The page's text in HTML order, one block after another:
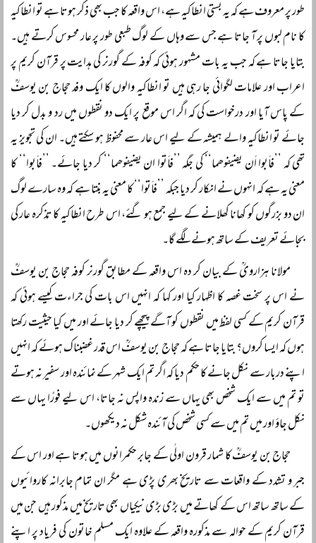
طور پر معروف ہے کہ یہ بستی انطاکیہ ہے، اس واقعہ کا جب بھی ذکر ہوتا ہے تو انطاکیہ
کا نام لبوں پر آ جاتا ہے جس سے وہاں کے لوگ طبعی طور پر عار محسوس کرتے ہیں۔
بتایا جاتا ہے کہ جب یہ بات مشہور ہوئی کہ کوفہ کے گورنر کی ہدایت پر قرآن کریم پر
اعراب اور علامات لگوائی جا رہی ہیں تو انطاکیہ والوں کا ایک وفد حجاج بن یوسفؒ
کے پاس آیا اور درخواست کی کہ اگر اس موقع پر ایک دو نقطوں میں رد و بدل کر دیا
جائے تو انطاکیہ والے ہمیشہ کے لیے اس عار سے محفوظ ہو سکتے ہیں۔ ان کی تجویز یہ
تھی کہ ’’فاَبوا اَن یضیفوھما‘‘ کی جگہ ’’فاَتوا ان یضیفوھما‘‘ کر دیا جائے۔ ’’فاَبوا‘‘ کا
معنی یہ ہے کہ انہوں نے انکار کر دیا جبکہ ’’فاَتوا‘‘ کا معنی یہ بنتا ہے کہ وہ سارے لوگ
ان دو بزرگوں کو کھانا کھلانے کے لیے جمع ہو گئے، اس طرح انطاکیہ کا تذکرہ عار کی
بجائے تعریف کے ساتھ ہونے لگے گا۔
مولانا ہزارویؒ کے بیان کر دہ اس واقعہ کے مطابق گورنر کوفہ حجاج بن یوسفؒ
نے اس پر سخت غصہ کا اظہار کیا اور کہا کہ انہیں اس بات کی جراءت کیسے ہوئی کہ
قرآن کریم کے کسی لفظ میں نقطوں کو آگے پیچھے کر دیا جائے اور میں کیا حیثیت رکھتا
ہوں کہ ایسا کروں؟ بتایا جاتا ہے کہ حجاج بن یوسفؒ اس قدر غضبناک ہوئے کہ انہیں
اپنے دربار سے نکل جانے کا حکم دیا کہ اگر تم ایک شہر کے نمائندہ اور سفیر نہ ہوتے
تو تم میں سے ایک شخص بھی یہاں سے زندہ واپس نہ جاتا، اس لیے فورًا یہاں سے
نکل جاؤ اور میں تم میں سے کسی شخص کی آئندہ شکل نہ دیکھوں۔
حجاج بن یوسفؒ کا شمار قرون اولٰی کے جابر حکمرانوں میں ہوتا ہے اور اس کے
جبر و تشدد کے واقعات سے تاریخ بھری پڑی ہے مگر ان تمام جابرانہ کاروائیوں
کے ساتھ ساتھ اس کے کھاتے میں بڑی بڑی نیکیاں بھی تاریخ میں مذکور ہیں جن میں
قرآن کریم کے حوالہ سے مذکورہ واقعہ کے علاوہ ایک مسلم خاتون کی فریاد پر اپنے